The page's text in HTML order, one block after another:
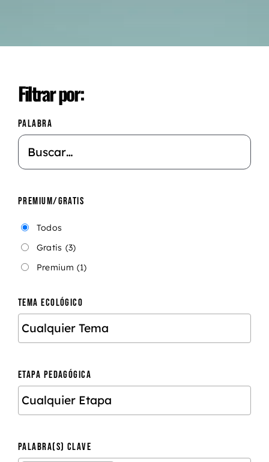
Filtrar por:
PALABRA
PREMIUM/GRATIS
Todos
Gratis (3)
Premium (1)
TEMA ECOLÓGICO
ETAPA PEDAGÓGICA
PALABRA(S) CLAVE